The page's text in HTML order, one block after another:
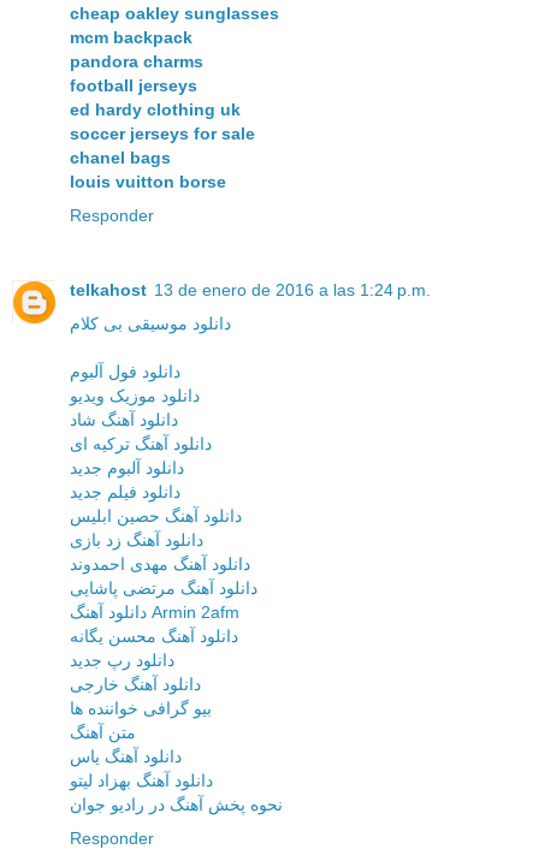
cheap oakley sunglasses
mcm backpack
pandora charms
football jerseys
ed hardy clothing uk
soccer jerseys for sale
chanel bags
louis vuitton borse
Responder
telkahost 13 de enero de 2016 a las 1:24 p.m.
دانلود موسیقی بی کلام
دانلود فول آلبوم
دانلود موزیک ویدیو
دانلود آهنگ شاد
دانلود آهنگ ترکیه ای
دانلود آلبوم جدید
دانلود فیلم جدید
دانلود آهنگ حصین ابلیس
دانلود آهنگ زد بازی
دانلود آهنگ مهدی احمدوند
دانلود آهنگ مرتضی پاشایی
دانلود آهنگ Armin 2afm
دانلود آهنگ محسن یگانه
دانلود رپ جدید
دانلود آهنگ خارجی
بیو گرافی خواننده ها
متن آهنگ
دانلود آهنگ یاس
دانلود آهنگ بهزاد لیتو
نحوه پخش آهنگ در رادیو جوان
Responder